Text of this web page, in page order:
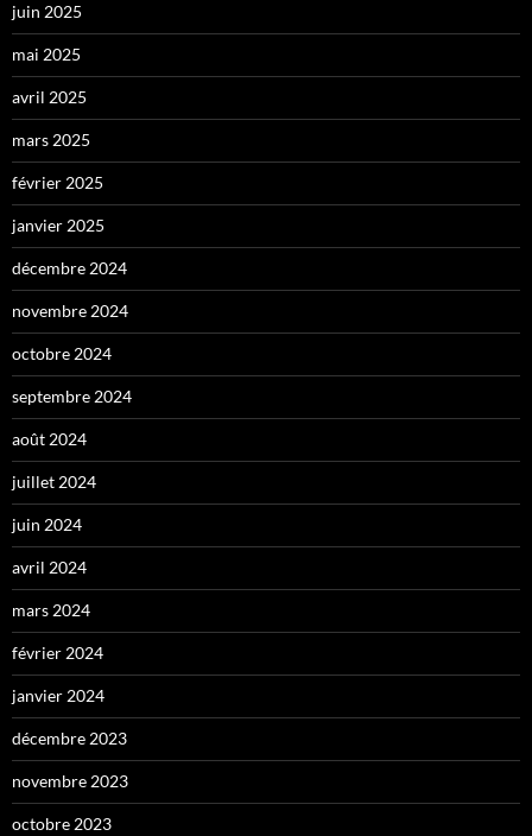
juin 2025
mai 2025
avril 2025
mars 2025
février 2025
janvier 2025
décembre 2024
novembre 2024
octobre 2024
septembre 2024
août 2024
juillet 2024
juin 2024
avril 2024
mars 2024
février 2024
janvier 2024
décembre 2023
novembre 2023
octobre 2023